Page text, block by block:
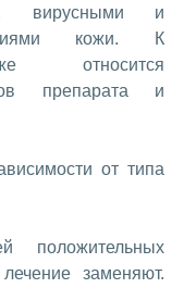
вирусными и
кожи. К
относится
препарата и
от типа
заменяют.